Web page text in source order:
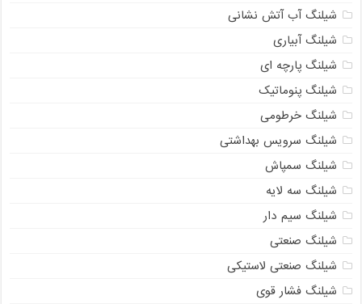
شیلنگ آب آتش نشانی
شیلنگ آبیاری
شیلنگ پارچه ای
شیلنگ پنوماتیک
شیلنگ خرطومی
شیلنگ سرویس بهداشتی
شیلنگ سمپاش
شیلنگ سه لایه
شیلنگ سیم دار
شیلنگ صنعتی
شیلنگ صنعتی لاستیکی
شیلنگ فشار قوی